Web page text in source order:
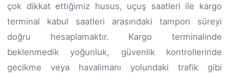
çok dikkat ettiğimiz husus, uçuş saatleri ile kargo
terminal kabul saatleri arasındaki tampon süreyi
doğru hesaplamaktır. Kargo terminalinde
beklenmedik yoğunluk, güvenlik kontrollerinde
gecikme veya havalimanı yolundaki trafik gibi